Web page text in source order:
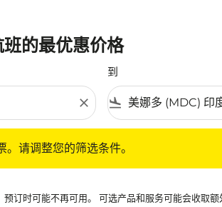
的最优惠价格
close
到
flight_land
请调整您的筛选条件。
订时可能不再可用。 可选产品和服务可能会收取额